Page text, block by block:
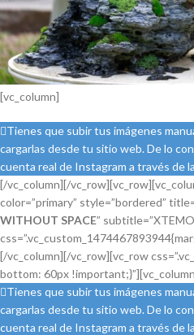
INSTAGRAM ON THE
[/vc_column_text][/vc_column][/
[vc_column]
Tienes que subir tus imágenes
cargarlas desde tu sitio web. De lo
cuenta real de Instagram a través de
[/vc_column][/
color=”primary” style=”bordered”
WITHOUT SPACE”
[/vc_column][/vc_row][vc_row
bottom: 60px
Tienes que subir tus imágenes
cargarlas desde tu sitio web. De lo
cuenta real de Instagram a través de